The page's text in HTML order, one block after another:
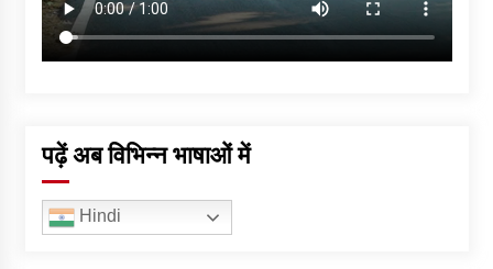
पढ़ें अब विभिन्न भाषाओं में
Hindi